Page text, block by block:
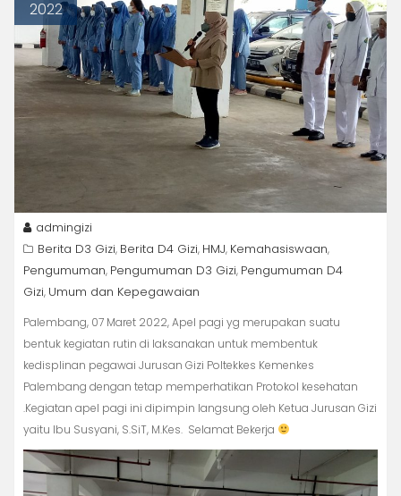
2022
admingizi
Berita D3 Gizi, Berita D4 Gizi, HMJ, Kemahasiswaan,
Pengumuman, Pengumuman D3 Gizi, Pengumuman D4
Gizi, Umum dan Kepegawaian
Palembang, 07 Maret 2022, Apel pagi yg merupakan suatu
bentuk kegiatan rutin di laksanakan untuk membentuk
kedisplinan pegawai Jurusan Gizi Poltekkes Kemenkes
Palembang dengan tetap memperhatikan Protokol kesehatan
.Kegiatan apel pagi ini dipimpin langsung oleh Ketua Jurusan Gizi
yaitu Ibu Susyani, S.SiT, M.Kes. Selamat Bekerja